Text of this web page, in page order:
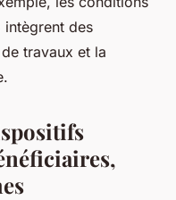
intègrent des
travaux et la